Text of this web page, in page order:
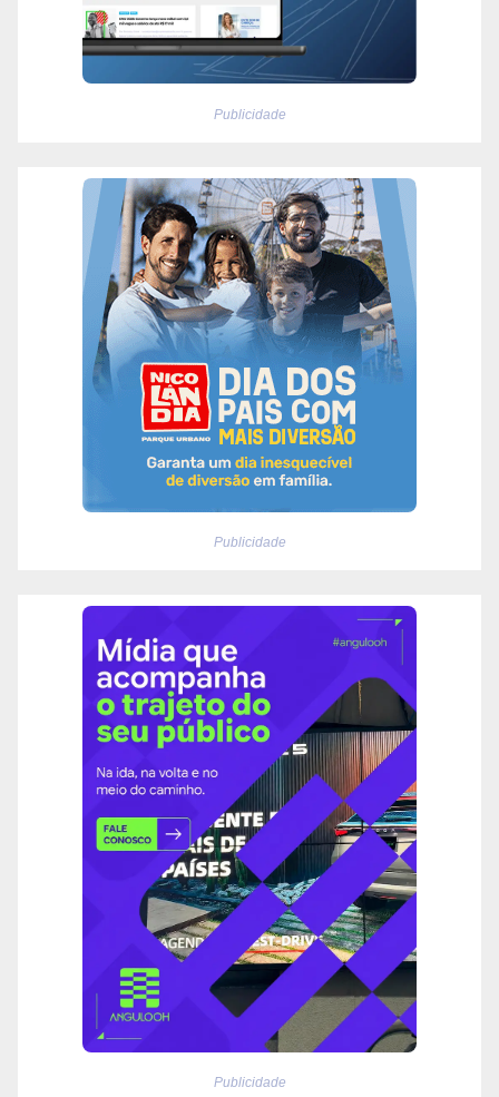
Publicidade
Publicidade
Publicidade